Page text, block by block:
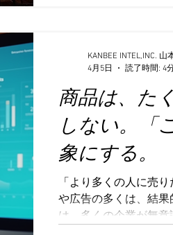
が交じり合い、独自
す。もしニューヨー
通用するブランド展
ニクロなど、さまざ
ップストアを展開し
知り、私は日本酒のブ
感じました。 ロゴデ
ンド作りにおいて、
商品は、た
しない。「
象にする。
「より多くの人に売
や広告の多くは、結
は、多くの企業が無
KANBEE INTEL,INC. 山
4月5日
読了時間: 4